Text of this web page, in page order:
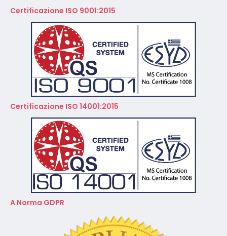
Certificazione ISO 9001:2015
Certificazione ISO 14001:2015
A Norma GDPR